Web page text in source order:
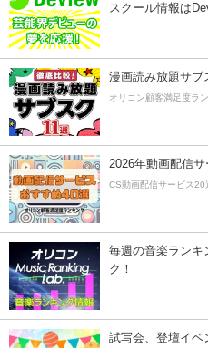
スクール情報は
漫画読み放題サブ
オリコン顧客満足度ラ
2026年動画配信サ
CS動画配信サービス20
毎週の音楽ランキ
ク！
試写会、登壇イベ